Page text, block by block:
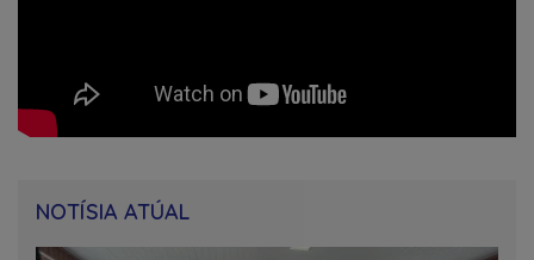
NOTÍSIA ATÚAL